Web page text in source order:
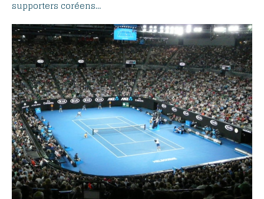
supporters coréens…